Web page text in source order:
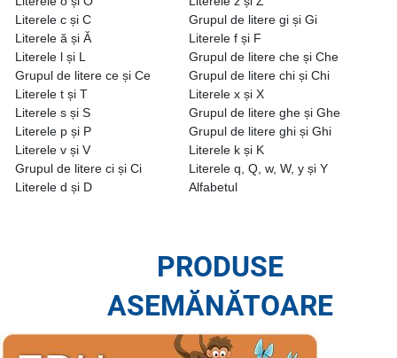
Literele c și C
Literele ă și Ă
Literele l și L
Grupul de litere ce și Ce
Literele t și T
Literele s și S
Literele p și P
Literele v și V
Grupul de litere ci și Ci
Literele d și D
Grupul de litere gi și Gi
Literele f și F
Grupul de litere che și Che
Grupul de litere chi și Chi
Literele x și X
Grupul de litere ghe și Ghe
Grupul de litere ghi și Ghi
Literele k și K
Literele q, Q, w, W, y și Y
Alfabetul
PRODUSE
ASEMĂNĂTOARE